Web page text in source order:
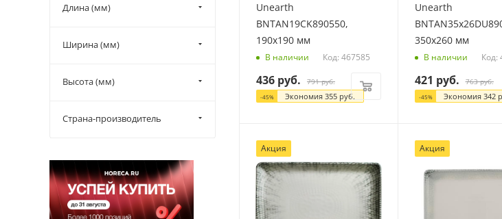
Unearth
BNTAN19CK890550,
190х190 мм
В наличии Код: 467585
436 руб. 791руб.
-45% Экономия 355 руб.
Unearth
350х260 мм
В наличии Код:
421 руб. 763руб.
-45% Экономия 342
Акция Акция
Длина (мм)
Ширина (мм)
Высота (мм)
Страна-производитель